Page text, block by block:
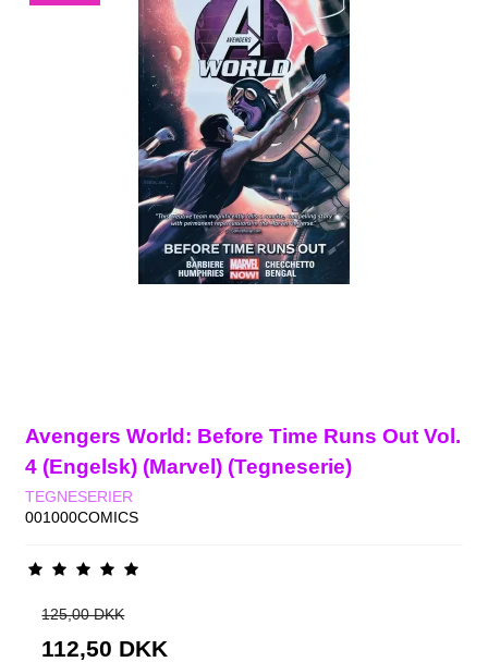
Avengers World: Before Time Runs Out Vol.
4 (Engelsk) (Marvel) (Tegneserie)
TEGNESERIER
001000COMICS
125,00 DKK
112,50 DKK